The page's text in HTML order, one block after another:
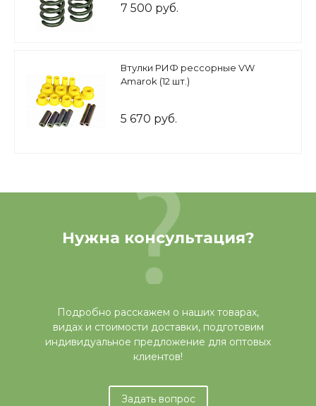
7 500 руб.
Втулки РИФ рессорные VW
Amarok (12 шт.)
5 670 руб.
Нужна консультация?
Подробно расскажем о наших товарах,
видах и стоимости доставки, подготовим
индивидуальное предложение для оптовых
клиентов!
Задать вопрос